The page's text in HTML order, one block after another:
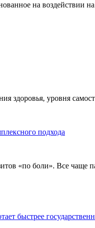
на воздействии
здоровья, уровня
подхода
«по боли». Все
быстрее